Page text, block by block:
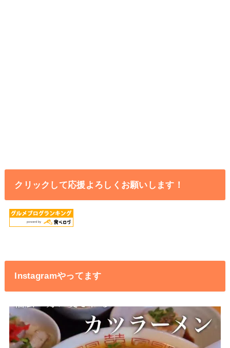
クリックして応援よろしくお願いします！
Instagramやってます